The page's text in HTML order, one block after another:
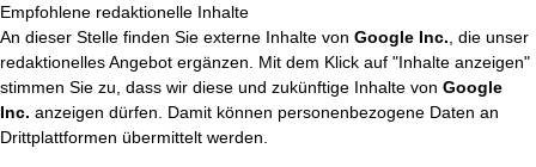
Empfohlene redaktionelle Inhalte
An dieser Stelle finden Sie externe Inhalte von Google Inc. , die unser
redaktionelles Angebot ergänzen. Mit dem Klick auf "Inhalte anzeigen"
stimmen Sie zu, dass wir diese und zukünftige Inhalte von Google
Inc. anzeigen dürfen. Damit können personenbezogene Daten an
Drittplattformen übermittelt werden.